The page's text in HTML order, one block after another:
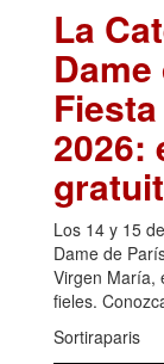
La
2026:
Los 14 y 15
Dame de
Virgen María,
fieles.
Sortiraparis